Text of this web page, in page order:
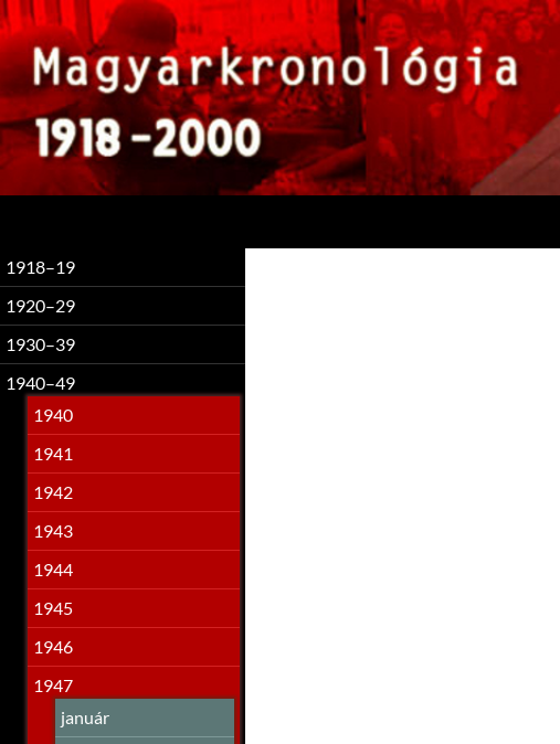
1918–19
1920–29
1930–39
1940–49
1940
1941
1942
1943
1944
1945
1946
1947
január